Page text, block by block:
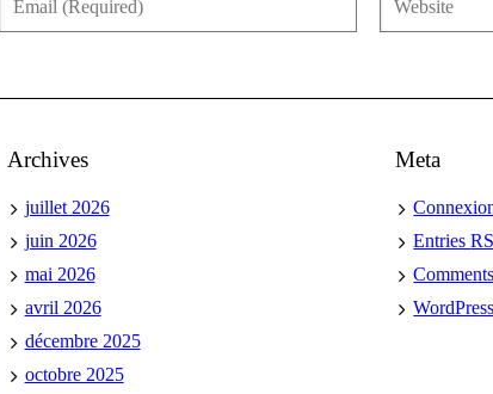
Archives
juillet 2026
juin 2026
mai 2026
avril 2026
décembre 2025
octobre 2025
Meta
Entries